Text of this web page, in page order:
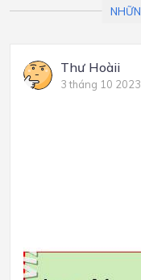
Thư Hoàii
3 tháng 10 2023